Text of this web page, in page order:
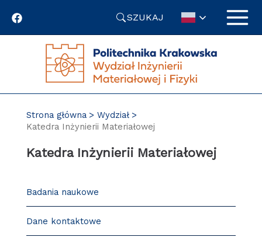
SZUKAJ
Strona główna
Wydział
Katedra Inżynierii Materiałowej
Katedra Inżynierii Materiałowej
Badania naukowe
Dane kontaktowe